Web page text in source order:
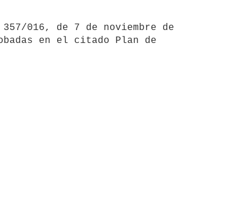
en el citado Plan de